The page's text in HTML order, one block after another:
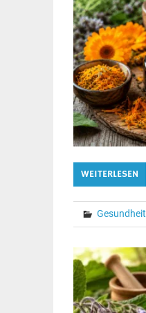
WEITERLESEN
Gesundheit